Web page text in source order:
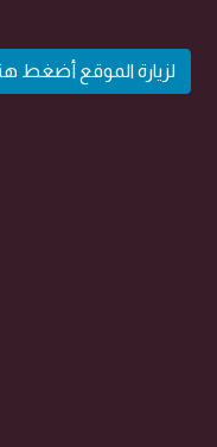
لزيارة الموقع أضغط